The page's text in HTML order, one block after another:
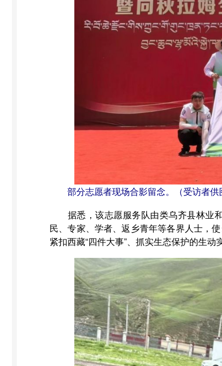
部分志愿者现场合影留念。（受访者供
据悉，该志愿服务队由类乌齐县林业和
民、专家、学者、返乡青年等各界人士，
紧扣西藏“四件大事”、抓实生态保护的生动